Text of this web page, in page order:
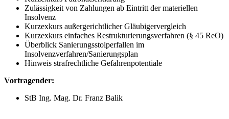
Zulässigkeit von Zahlungen ab Eintritt der materiellen
Insolvenz
Kurzexkurs außergerichtlicher Gläubigervergleich
Kurzexkurs einfaches Restrukturierungsverfahren (§ 45 ReO)
Überblick Sanierungsstolperfallen im
Insolvenzverfahren/Sanierungsplan
Hinweis strafrechtliche Gefahrenpotentiale
Vortragender:
StB Ing. Mag. Dr. Franz Balik